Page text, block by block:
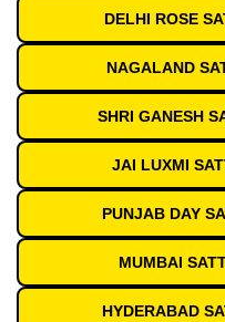
DELHI ROSE
NAGALAND
SHRI GANESH
JAI LUXMI
PUNJAB DAY
MUMBAI
HYDERABAD